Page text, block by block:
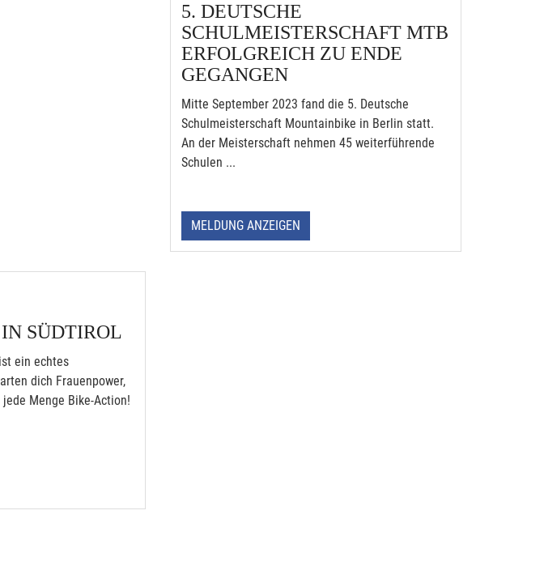
5. DEUTSCHE
SCHULMEISTERSCHAFT MTB
ERFOLGREICH ZU ENDE
GEGANGEN
Mitte September 2023 fand die 5. Deutsche
Schulmeisterschaft Mountainbike in Berlin statt.
An der Meisterschaft nehmen 45 weiterführende
Schulen ...
MELDUNG ANZEIGEN
SÜDTIROL
ein echtes
dich Frauenpower,
Menge Bike-Action!